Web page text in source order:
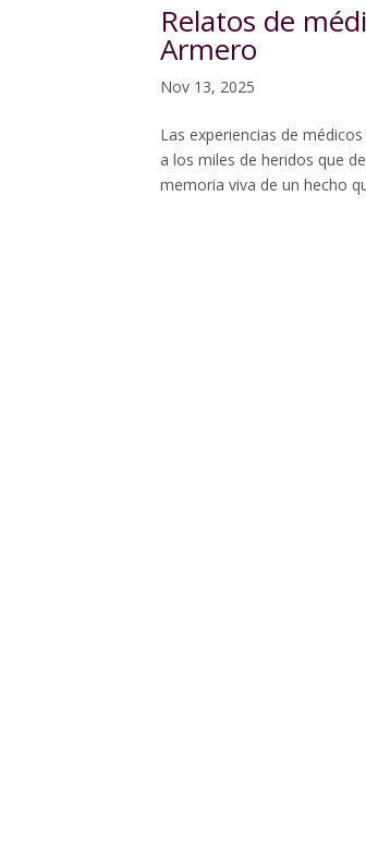
Relatos de
Armero
Nov 13, 2025
Las experiencias de
a los miles de heridos que
memoria viva de un hecho